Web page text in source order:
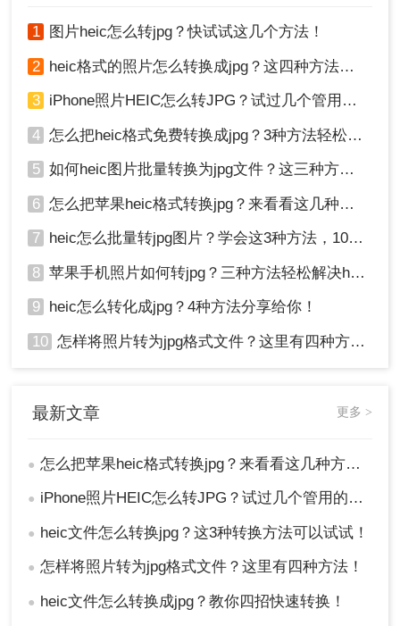
如果自己手中的照片不是JPG格式，
heic如何转jpg？和转转师妹一起来学
学吧！
1 图片heic怎么转jpg？快试试这几个方法！
2 heic格式的照片怎么转换成jpg？这四种方法快速转换格式！
3 iPhone照片HEIC怎么转JPG？试过几个管用的方法！
4 怎么把heic格式免费转换成jpg？3种方法轻松解决，原来这么简单！
5 如何heic图片批量转换为jpg文件？这三种方法快速转换格式！
6 怎么把苹果heic格式转换jpg？来看看这几种方法吧！
7 heic怎么批量转jpg图片？学会这3种方法，10秒转换上百张图片。
8 苹果手机照片如何转jpg？三种方法轻松解决heic图片转换！
9 heic怎么转化成jpg？4种方法分享给你！
10 怎样将照片转为jpg格式文件？这里有四种方法！
最新文章 更多 >
● 怎么把苹果heic格式转换jpg？来看看这几种方法吧！
● iPhone照片HEIC怎么转JPG？试过几个管用的方法！
● heic文件怎么转换jpg？这3种转换方法可以试试！
● 怎样将照片转为jpg格式文件？这里有四种方法！
● heic文件怎么转换成jpg？教你四招快速转换！